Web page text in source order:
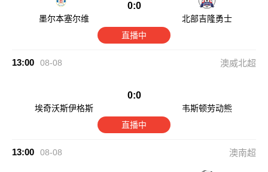
墨尔本塞尔维
0:0
北部吉隆勇士
直播中
13:00 08-08 澳威北超
埃奇沃斯伊格斯
0:0
韦斯顿劳动熊
直播中
13:00 08-08 澳南超